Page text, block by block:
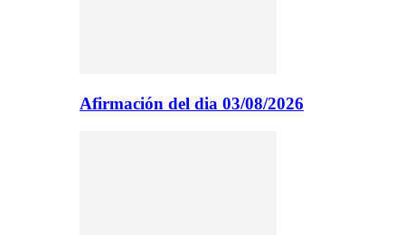
Afirmación del dia 03/08/2026